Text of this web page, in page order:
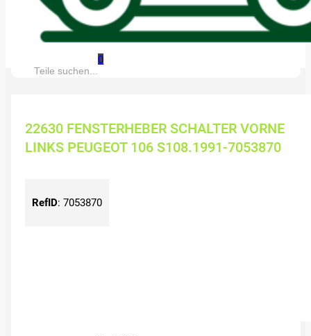
0
Suche:
22630 FENSTERHEBER SCHALTER VORNE
LINKS PEUGEOT 106 S108.1991-7053870
RefID: 7053870